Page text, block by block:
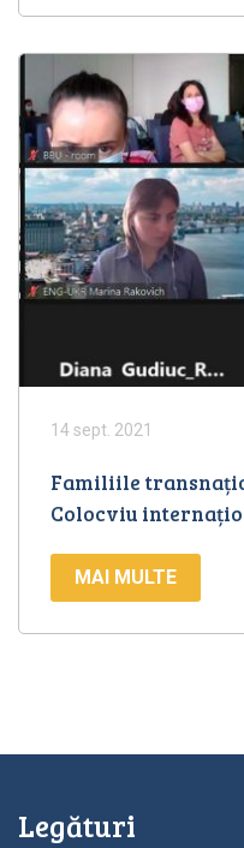
14 sept. 2021
Familiile
Colocviu
MAI MULTE
Legături